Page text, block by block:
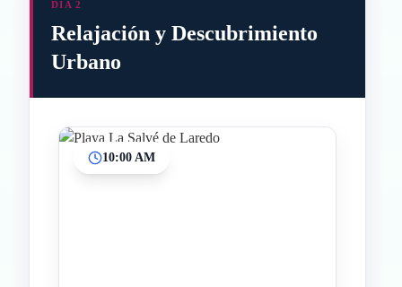
DÍA 2
Relajación y Descubrimiento
Urbano
10:00 AM